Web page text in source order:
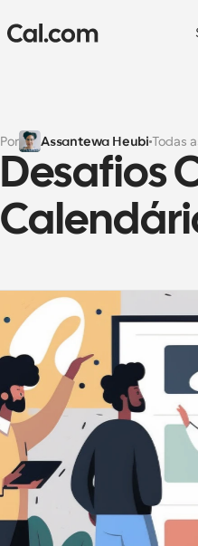
Por Assantewa Heubi Todas
Desafios